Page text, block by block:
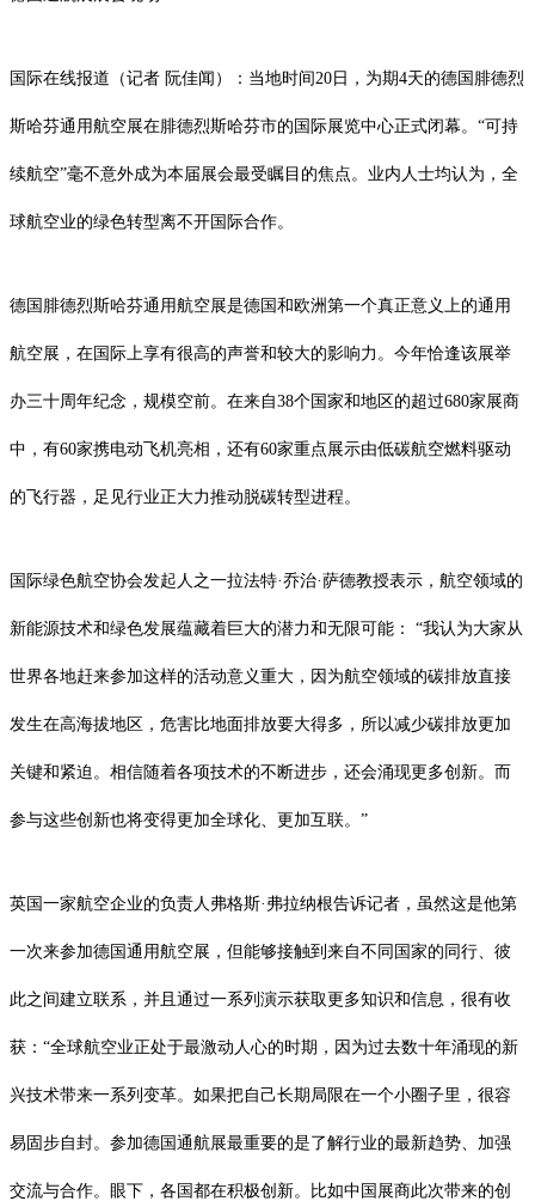
国际在线报道（记者 阮佳闻）：当地时间20日，为期4天的德国腓德烈
斯哈芬通用航空展在腓德烈斯哈芬市的国际展览中心正式闭幕。“可持
续航空”毫不意外成为本届展会最受瞩目的焦点。业内人士均认为，全
球航空业的绿色转型离不开国际合作。
德国腓德烈斯哈芬通用航空展是德国和欧洲第一个真正意义上的通用
航空展，在国际上享有很高的声誉和较大的影响力。今年恰逢该展举
办三十周年纪念，规模空前。在来自38个国家和地区的超过680家展商
中，有60家携电动飞机亮相，还有60家重点展示由低碳航空燃料驱动
的飞行器，足见行业正大力推动脱碳转型进程。
国际绿色航空协会发起人之一拉法特·乔治·萨德教授表示，航空领域的
新能源技术和绿色发展蕴藏着巨大的潜力和无限可能： “我认为大家从
世界各地赶来参加这样的活动意义重大，因为航空领域的碳排放直接
发生在高海拔地区，危害比地面排放要大得多，所以减少碳排放更加
关键和紧迫。相信随着各项技术的不断进步，还会涌现更多创新。而
参与这些创新也将变得更加全球化、更加互联。”
英国一家航空企业的负责人弗格斯·弗拉纳根告诉记者，虽然这是他第
一次来参加德国通用航空展，但能够接触到来自不同国家的同行、彼
此之间建立联系，并且通过一系列演示获取更多知识和信息，很有收
获：“全球航空业正处于最激动人心的时期，因为过去数十年涌现的新
兴技术带来一系列变革。如果把自己长期局限在一个小圈子里，很容
易固步自封。参加德国通航展最重要的是了解行业的最新趋势、加强
交流与合作。眼下，各国都在积极创新。比如中国展商此次带来的创